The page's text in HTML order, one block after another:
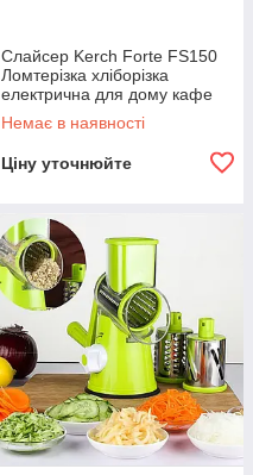
Слайсер Kerch Forte FS150
Ломтерізка хліборізка
електрична для дому кафе
ресторану B_2375
Немає в наявності
Ціну уточнюйте